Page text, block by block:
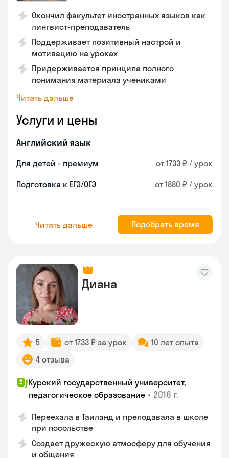
Окончил факультет иностранных языков как
лингвист-преподаватель
Поддерживает позитивный настрой и
мотивацию на уроках
Придерживается принципа полного
понимания материала учениками
Читать дальше
Услуги и цены
Английский язык
Для детей - премиум от 1733 ₽ / урок
Подготовка к ЕГЭ/ОГЭ от 1880 ₽ / урок
Читать дальше Подобрать время
Диана
5 от 1733 ₽ за урок
10 лет опыта
4 отзыва
Курский государственный университет,
педагогическое образование • 2016 г.
Переехала в Таиланд и преподавала в школе
при посольстве
Создает дружескую атмосферу для обучения
и общения